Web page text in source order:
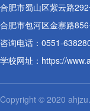
合肥市蜀山区紫云路292
合肥市包河区金寨路856
咨询电话：0551-
学校网址： https://
Copyright © 2020